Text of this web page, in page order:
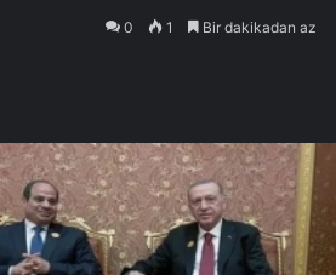
0 1 Bir dakikadan az